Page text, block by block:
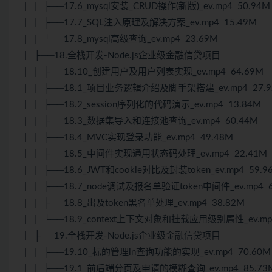
| | ├──17.6_mysql安装_CRUD操作(新版)_ev.mp4 50.94M
| | ├──17.7_SQL注入原理及解决方案_ev.mp4 15.49M
| | └──17.8_mysql高级查询_ev.mp4 23.69M
| ├──18.全栈开发-Node.js企业级金融信贷项目
| | ├──18.10_创建用户及用户列表实现_ev.mp4 64.69M
| | ├──18.1_项目业务逻辑介绍及脚手架搭建_ev.mp4
| | ├──18.2_session序列化的代码演示_ev.mp4 13.84M
| | ├──18.3_数据集导入和连接池查询_ev.mp4 60.44M
| | ├──18.4_MVC实现登录功能_ev.mp4 49.48M
| | ├──18.5_中间件实现通用状态码处理_ev.mp4 22.41M
| | ├──18.6_JWT和cookie对比及封装token_ev.mp4
| | ├──18.7_node调试及报名单验证token中间件_ev.mp4
| | ├──18.8_出及token黑名单处理_ev.mp4 38.82M
| | └──18.9_context上下文对象和挂载应用级别属性
| ├──19.全栈开发-Node.js企业级金融信贷项目
| | ├──19.10_标的管理in查询功能的实现_ev.mp4 70.60M
| | ├──19.1_前后端分页及申请的模糊查询_ev.mp4